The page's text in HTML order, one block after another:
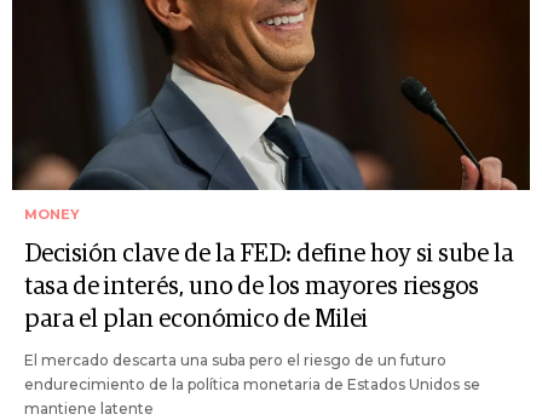
MONEY
Decisión clave de la FED: define hoy si sube la
tasa de interés, uno de los mayores riesgos
para el plan económico de Milei
El mercado descarta una suba pero el riesgo de un futuro
endurecimiento de la política monetaria de Estados Unidos se
mantiene latente